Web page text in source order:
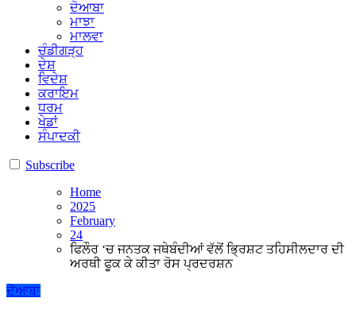
ਦੋਆਬਾ
ਮਾਝਾ
ਮਾਲਵਾ
ਚੰਡੀਗੜ੍ਹ
ਦੇਸ਼
ਵਿਦੇਸ਼
ਕਰਾਇਮ
ਧਰਮ
ਖੇਡਾਂ
ਸੰਪਾਦਕੀ
Subscribe
Home
2025
February
24
ਫਿਲੌਰ ‘ਚ ਜਨਤਕ ਜਥੇਬੰਦੀਆਂ ਵੱਲੋਂ ਭ੍ਰਿਸ਼ਟ ਤਹਿਸੀਲਦਾਰ ਦੀ
ਅਰਥੀ ਫੂਕ ਕੇ ਕੀਤਾ ਰੋਸ ਪ੍ਰਦਰਸ਼ਨ
ਦੋਆਬਾ